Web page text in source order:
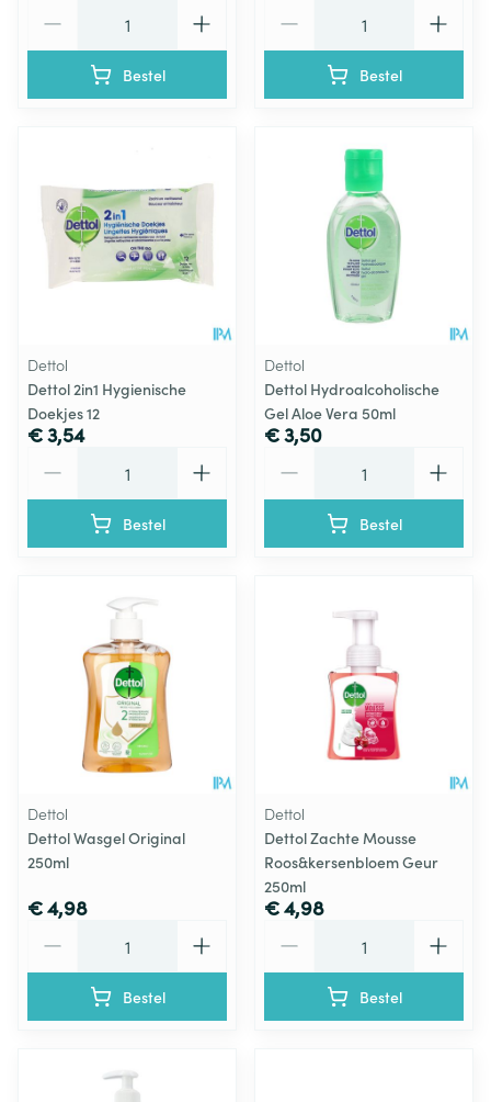
Bestel Bestel
Dettol
Dettol 2in1 Hygienische
Doekjes 12
€ 3,54
Bestel
Dettol
Dettol Hydroalcoholische
Gel Aloe Vera 50ml
€ 3,50
Bestel
Dettol
Dettol Wasgel Original
250ml
€ 4,98
Bestel
Dettol
Dettol Zachte Mousse
Roos&kersenbloem Geur
250ml
€ 4,98
Bestel